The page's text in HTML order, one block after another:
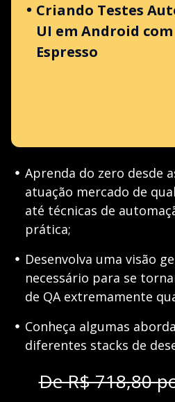
Criando Testes
UI em Android
Espresso
Aprenda do zero desde
atuação mercado de
até técnicas de
prática;
Desenvolva uma visão
necessário para se
de QA extremamente
Conheça algumas
diferentes stacks de
De R$ 718,80